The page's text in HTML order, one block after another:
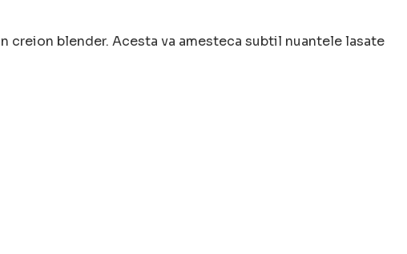
creion blender. Acesta va amesteca subtil nuantele lasate